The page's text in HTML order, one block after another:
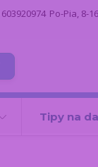
Po-Pia, 8-
Tipy na